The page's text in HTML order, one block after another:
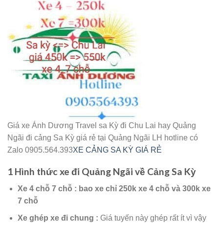
Giá xe Ánh Dương Travel sa Kỳ đi Chu Lai hay Quảng
Ngãi đi cảng Sa Kỳ giá rẻ tại Quảng Ngãi LH hotline có
Zalo 0905.564.393XE CẢNG SA KỲ GIÁ RẺ
1 Hình thức xe đi Quảng Ngãi về Cảng Sa Kỳ
Xe 4 chỗ 7 chỗ : bao xe chỉ 250k xe 4 chỗ và 300k xe
7 chỗ
Xe ghép xe đi chung : Giá tuyến này ghép rất ít vì vậy